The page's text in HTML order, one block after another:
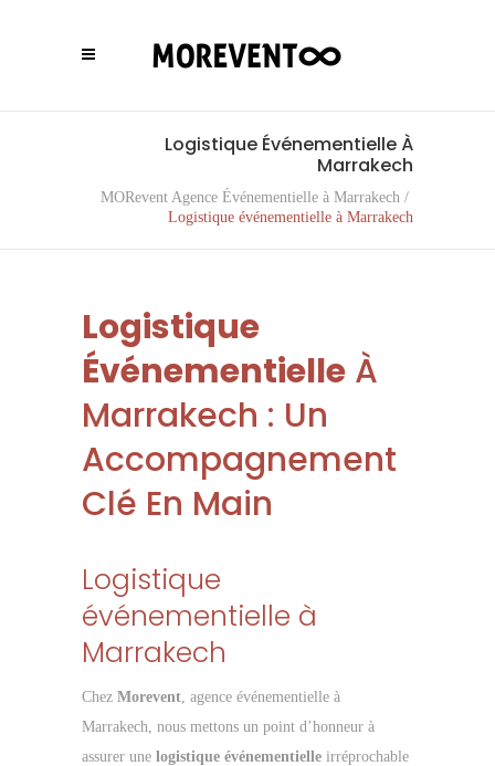
Logistique Événementielle À
Marrakech
MORevent Agence Événementielle à Marrakech /
Logistique événementielle à Marrakech
Logistique
Événementielle À
Marrakech : Un
Accompagnement
Clé En Main
Logistique
événementielle à
Marrakech
Chez Morevent, agence événementielle à
Marrakech, nous mettons un point d’honneur à
assurer une logistique événementielle irréprochable